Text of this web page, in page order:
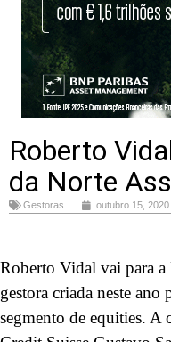
Roberto
da Norte
Gestoras outubro 15, 2020
Roberto Vidal vai para a
gestora criada neste
segmento de equities. A